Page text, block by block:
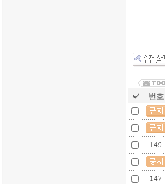
번호
149
147